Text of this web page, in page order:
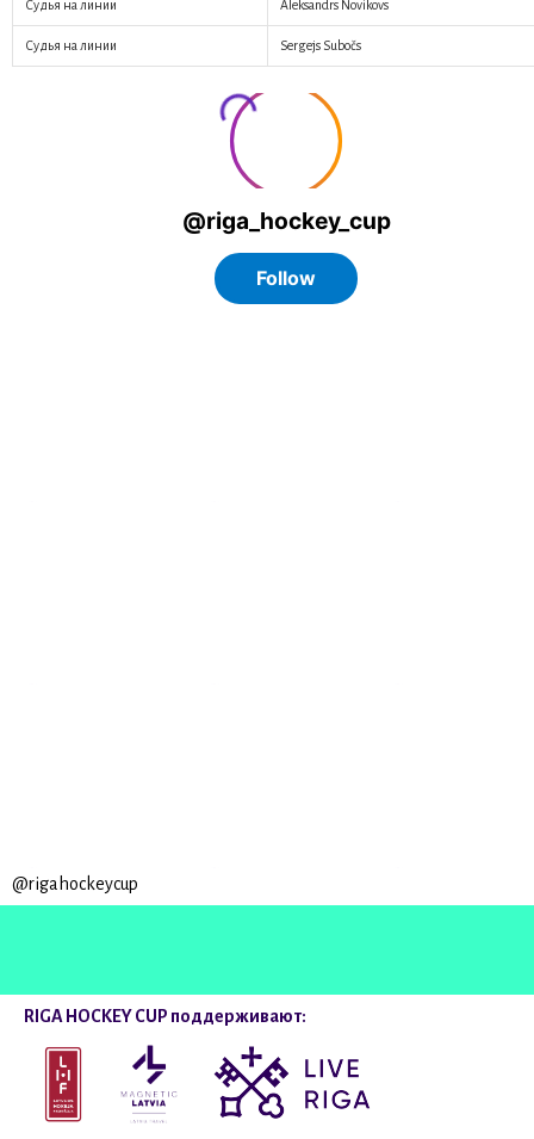
Судья на линии Aleksandrs Novikovs
Судья на линии Sergejs Subočs
@rigahockeycup
RIGA HOCKEY CUP поддерживают: